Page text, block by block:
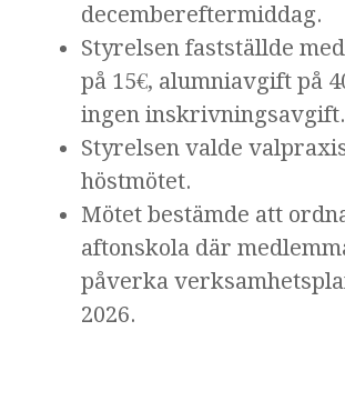
decembereftermiddag.
Styrelsen fastställde
på 15€, alumniavgift på
ingen inskrivningsavgift.
Styrelsen valde
höstmötet.
Mötet bestämde att
aftonskola där
påverka
2026.